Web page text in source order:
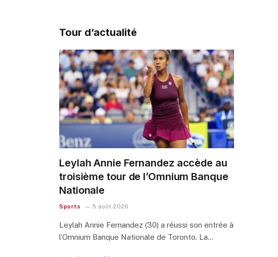
Tour d’actualité
Leylah Annie Fernandez accède au
troisième tour de l’Omnium Banque
Nationale
Sports 5 août 2026
Leylah Annie Fernandez (30) a réussi son entrée à
l’Omnium Banque Nationale de Toronto. La…